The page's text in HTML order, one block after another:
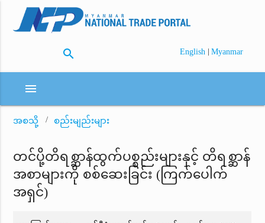
search English | Myanmar
menu
အစသို့ စည်းမျည်းများ
တင်ပို့တိရစ္ဆာန်ထွက်ပစ္စည်းများနှင့် တိရစ္ဆာန်
အစာများကို စစ်ဆေးခြင်း (ကြက်ပေါက်
အရှင်)